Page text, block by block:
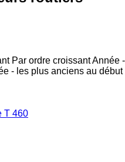
Par ordre croissantAnnée -
- les plus anciens au début